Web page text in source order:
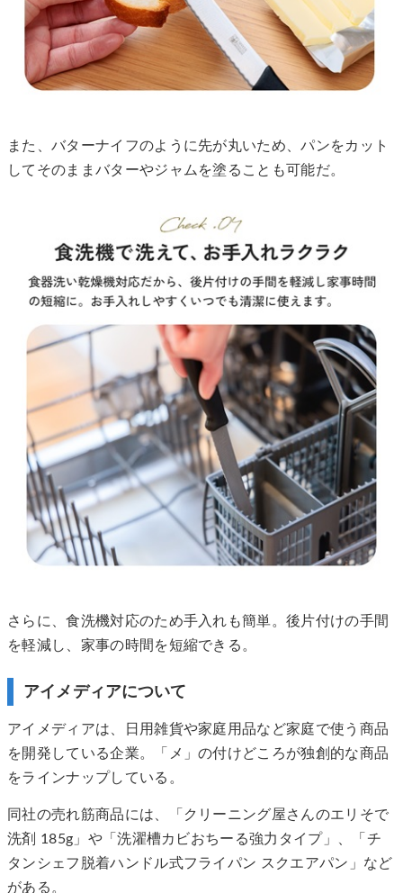
また、バターナイフのように先が丸いため、パンをカット
してそのままバターやジャムを塗ることも可能だ。
さらに、食洗機対応のため手入れも簡単。後片付けの手間
を軽減し、家事の時間を短縮できる。
アイメディアについて
アイメディアは、日用雑貨や家庭用品など家庭で使う商品
を開発している企業。「メ」の付けどころが独創的な商品
をラインナップしている。
同社の売れ筋商品には、「クリーニング屋さんのエリそで
洗剤 185g」や「洗濯槽カビおちーる強力タイプ」、「チ
タンシェフ脱着ハンドル式フライパン スクエアパン」など
がある。